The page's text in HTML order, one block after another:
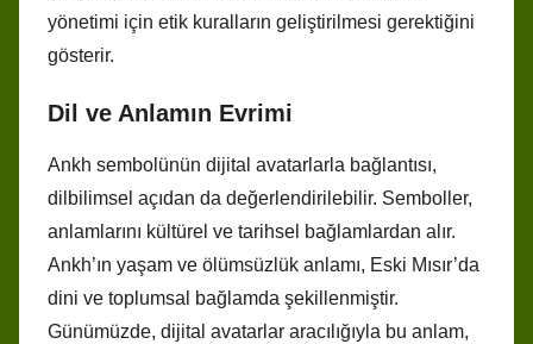
yönetimi için etik kuralların geliştirilmesi gerektiğini
gösterir.
Dil ve Anlamın Evrimi
Ankh sembolünün dijital avatarlarla bağlantısı,
dilbilimsel açıdan da değerlendirilebilir. Semboller,
anlamlarını kültürel ve tarihsel bağlamlardan alır.
Ankh’ın yaşam ve ölümsüzlük anlamı, Eski Mısır’da
dini ve toplumsal bağlamda şekillenmiştir.
Günümüzde, dijital avatarlar aracılığıyla bu anlam,